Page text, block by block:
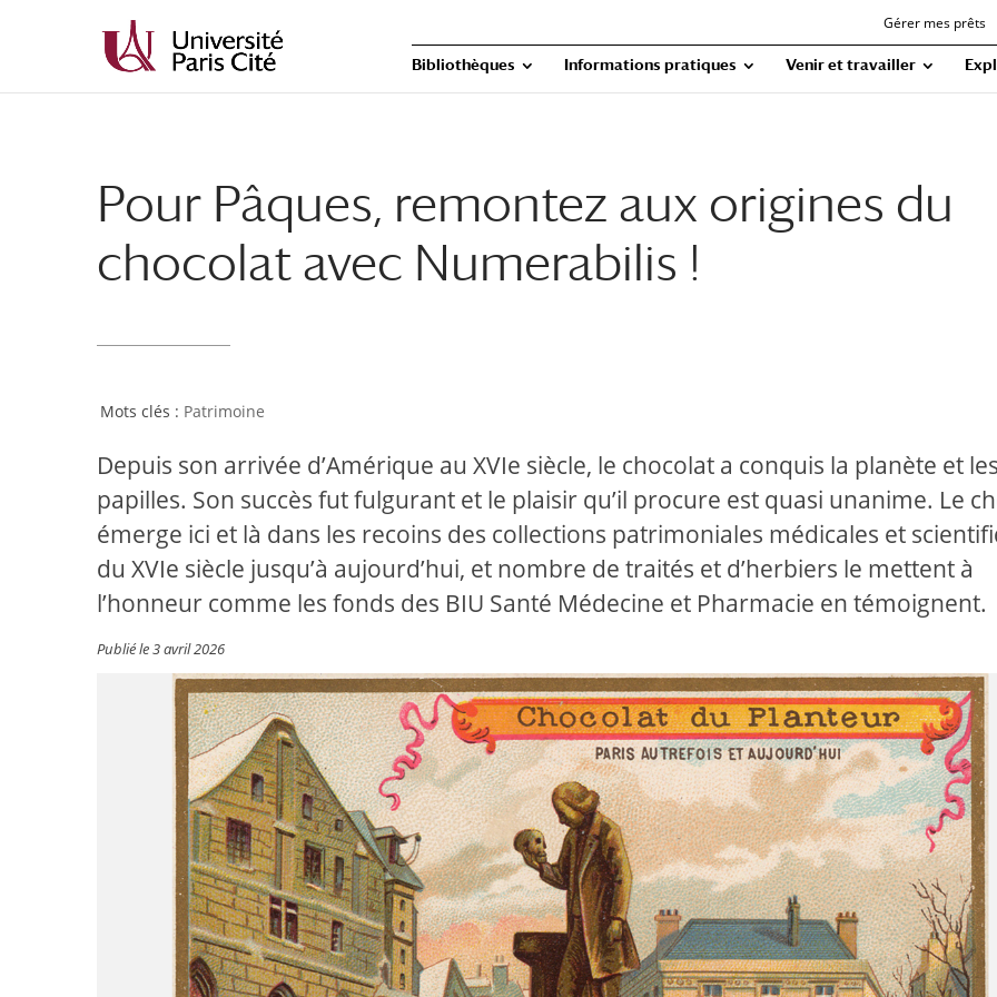
Gérer mes prêts
Bibliothèques Informations pratiques Venir et travailler
Pour Pâques, remontez aux origines du
chocolat avec Numerabilis !
Patrimoine
Depuis son arrivée d’Amérique au XVIe siècle, le chocolat a conquis la planète et les
papilles. Son succès fut fulgurant et le plaisir qu’il procure est quasi unanime. Le
émerge ici et là dans les recoins des collections patrimoniales médicales et
du XVIe siècle jusqu’à aujourd’hui, et nombre de traités et d’herbiers le mettent à
l’honneur comme les fonds des BIU Santé Médecine et Pharmacie en témoignent.
Publié le 3 avril 2026